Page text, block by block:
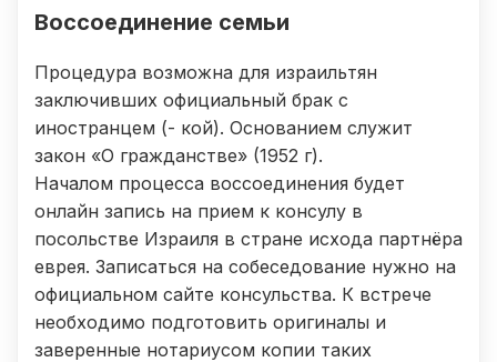
Воссоединение семьи
Процедура возможна для израильтян
заключивших официальный брак с
иностранцем (- кой). Основанием служит
закон «О гражданстве» (1952 г).
Началом процесса воссоединения будет
онлайн запись на прием к консулу в
посольстве Израиля в стране исхода партнёра
еврея. Записаться на собеседование нужно на
официальном сайте консульства. К встрече
необходимо подготовить оригиналы и
заверенные нотариусом копии таких